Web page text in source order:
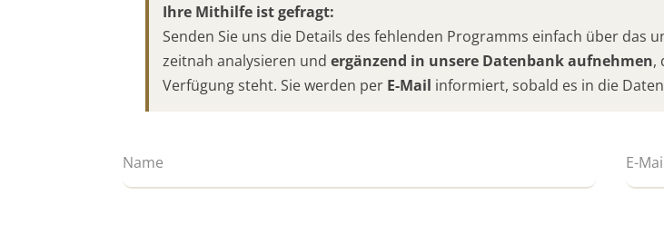
Ihre Mithilfe ist gefragt:
Senden Sie uns die Details des fehlenden Programms einfach über das
zeitnah analysieren und ergänzend in unsere Datenbank aufnehmen,
Verfügung steht. Sie werden per E-Mail informiert, sobald es in die